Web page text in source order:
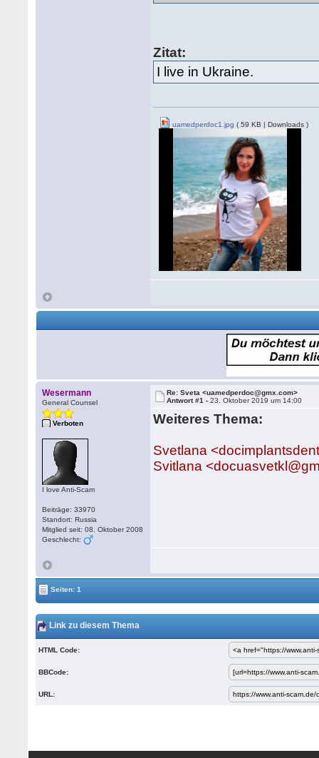
Zitat:
I live in Ukraine.
uamedperdoc1.jpg ( 59 KB | Downloads )
Wesermann
General Counsel
Verboten
I love Anti-Scam
Beiträge: 33970
Standort: Russia
Mitglied seit: 08. Oktober 2008
Geschlecht:
Re: Sveta <uamedperdoc@gmx.com>
Antwort #1 -23. Oktober 2019 um 14:00
Weiteres Thema:
Svetlana
Svitlana
Seiten: 1
Link zu diesem Thema
HTML Code:
BBCode:
URL: